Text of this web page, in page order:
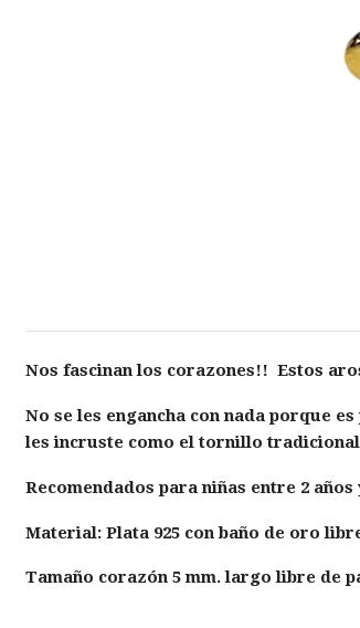
Nos fascinan los corazones!! Estos
No se les engancha con nada porque
les incruste como el tornillo
Recomendados para niñas entre 2
Material: Plata 925 con baño de oro
Tamaño corazón 5 mm. largo libre de